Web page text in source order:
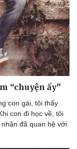
“chuyện ấy”
con gái, tôi thấy
con đi học về, tôi
đã quan hệ với